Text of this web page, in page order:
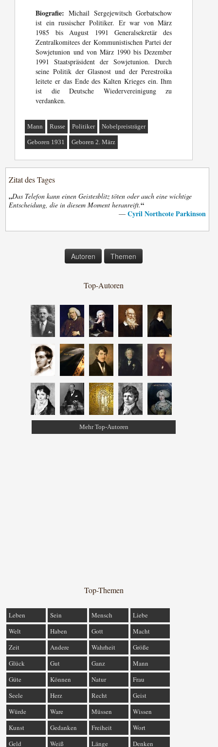
Biografie: Michail Sergejewitsch Gorbatschow
ist ein russischer Politiker. Er war von März
1985 bis August 1991 Generalsekretär des
Zentralkomitees der Kommunistischen Partei der
Sowjetunion und von März 1990 bis Dezember
1991 Staatspräsident der Sowjetunion. Durch
seine Politik der Glasnost und der Perestroika
leitete er das Ende des Kalten Krieges ein. Ihm
ist die Deutsche Wiedervereinigung zu
verdanken.
Mann Russe Politiker Nobelpreisträger
Geboren 1931 Geboren 2. März
Zitat des Tages
„Das Telefon kann einen Geistesblitz töten oder auch eine wichtige
Entscheidung, die in diesem Moment heranreift.“
— Cyril Northcote Parkinson
Autoren Themen
Top-Autoren
Mehr Top-Autoren
Top-Themen
Leben Sein Mensch
Liebe
Welt
Haben Gott
Macht
Zeit
Andere Wahrheit
Größe
Glück
Gut Ganz
Mann
Güte
Können Natur
Frau
Seele
Herz Recht
Geist
Würde
Ware Müssen
Wissen
Kunst
Gedanken Freiheit
Wort
Geld
Weiß Länge Denken